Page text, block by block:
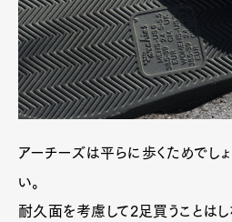
アーチーズは平らに歩くためでし
い。
耐久面を考慮して2足買うことはし